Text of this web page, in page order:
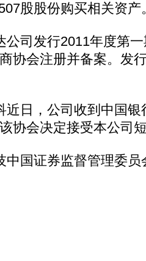
股股份购买相关资产
司发行2011年度第一
协会注册并备案。发
日，公司收到中国银
协会决定接受本公司
国证券监督管理委员